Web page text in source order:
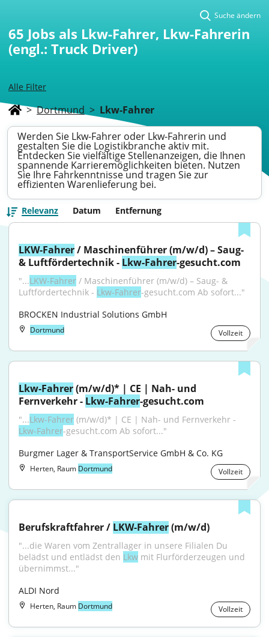
Alle Filter
Suche ändern
65 Jobs als Lkw-Fahrer, Lkw-Fahrerin
(engl.: Truck Driver)
> Dortmund > Lkw-Fahrer
Werden Sie Lkw-Fahrer oder Lkw-Fahrerin und
gestalten Sie die Logistikbranche aktiv mit.
Entdecken Sie vielfältige Stellenanzeigen, die Ihnen
spannende Karrieremöglichkeiten bieten. Nutzen
Sie Ihre Fahrkenntnisse und tragen Sie zur
effizienten Warenlieferung bei.
Relevanz Datum Entfernung
LKW-Fahrer / Maschinenführer (m/w/d) – Saug-
& Luftfördertechnik - Lkw-Fahrer-gesucht.com
"...LKW-Fahrer / Maschinenführer (m/w/d) – Saug- &
Luftfördertechnik - Lkw-Fahrer-gesucht.com Ab sofort..."
BROCKEN Industrial Solutions GmbH
Dortmund Vollzeit
Lkw-Fahrer (m/w/d)* | CE | Nah- und
Fernverkehr - Lkw-Fahrer-gesucht.com
"...Lkw-Fahrer
Lkw-Fahrer-gesucht.com Ab sofort..."
Burgmer Lager & TransportService GmbH & Co. KG
Herten, Raum Dortmund Vollzeit
Berufskraftfahrer / LKW-Fahrer (m/w/d)
"...die Waren vom Zentrallager in unsere Filialen Du
belädst und entlädst den Lkw mit Flurförderzeugen und
übernimmst..."
ALDI Nord
Herten, Raum Dortmund Vollzeit